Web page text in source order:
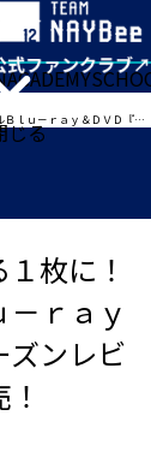
じる
ACADEMY
シーズンレビュー２０２２』先行予約販売！
枚に！
ｒａｙ
ズンレビ